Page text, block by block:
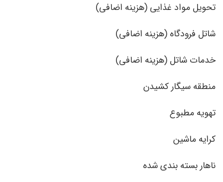
تحویل مواد غذایی (هزینه اضافی)
شاتل فرودگاه (هزینه اضافی)
خدمات شاتل (هزینه اضافی)
منطقه سیگار کشیدن
تهویه مطبوع
کرایه ماشین
ناهار بسته بندی شده